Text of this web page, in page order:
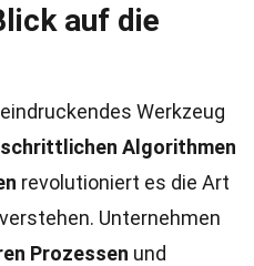
auf die
Werkzeug
Algorithmen
revolutioniert es die Art
Unternehmen
Prozessen und